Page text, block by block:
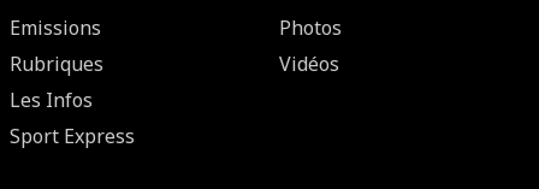
Emissions
Rubriques
Les Infos
Sport Express
Photos
Vidéos